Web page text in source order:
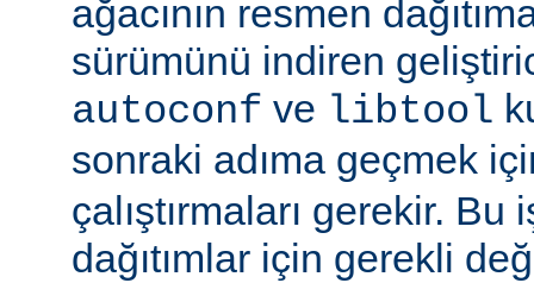
ağacının resmen
sürümünü indiren
autoconf ve libtool
sonraki adıma geçmek
çalıştırmaları gerekir. Bu
dağıtımlar için gerekli